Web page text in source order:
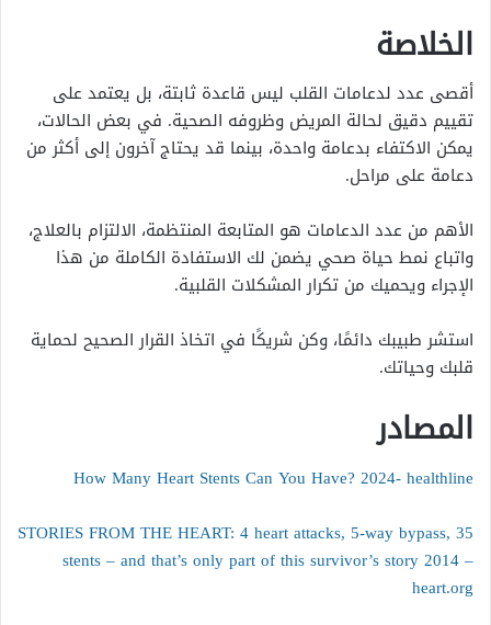
الخلاصة
أقصى عدد لدعامات القلب ليس قاعدة ثابتة، بل يعتمد على
تقييم دقيق لحالة المريض وظروفه الصحية. في بعض الحالات،
يمكن الاكتفاء بدعامة واحدة، بينما قد يحتاج آخرون إلى أكثر من
دعامة على مراحل.
الأهم من عدد الدعامات هو المتابعة المنتظمة، الالتزام بالعلاج،
واتباع نمط حياة صحي يضمن لك الاستفادة الكاملة من هذا
الإجراء ويحميك من تكرار المشكلات القلبية.
استشر طبيبك دائمًا، وكن شريكًا في اتخاذ القرار الصحيح لحماية
قلبك وحياتك.
المصادر
How Many Heart Stents Can You Have? 2024- healthline
STORIES FROM THE HEART: 4 heart attacks, 5-way bypass, 35
stents – and that’s only part of this survivor’s story 2014 –
heart.org